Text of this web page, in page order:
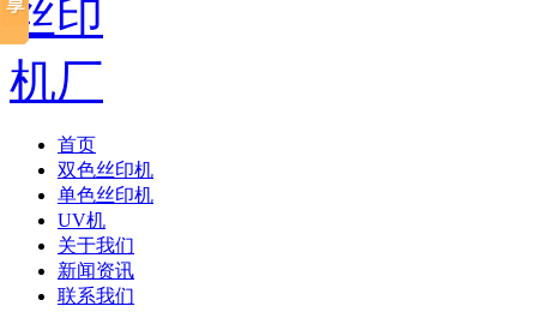
首页
双色丝印机
单色丝印机
UV机
关于我们
新闻资讯
联系我们